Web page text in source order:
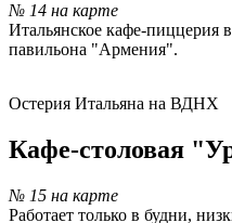
№ 14 на карте
Итальянское кафе-пиццерия
павильона "Армения".
Остерия Итальяна на ВДНХ
Кафе-столовая
№ 15 на карте
Работает только в будни,